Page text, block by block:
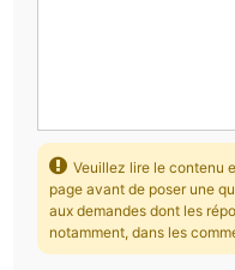
Veuillez lire le contenu
page avant de poser une
aux demandes dont les
notamment, dans les